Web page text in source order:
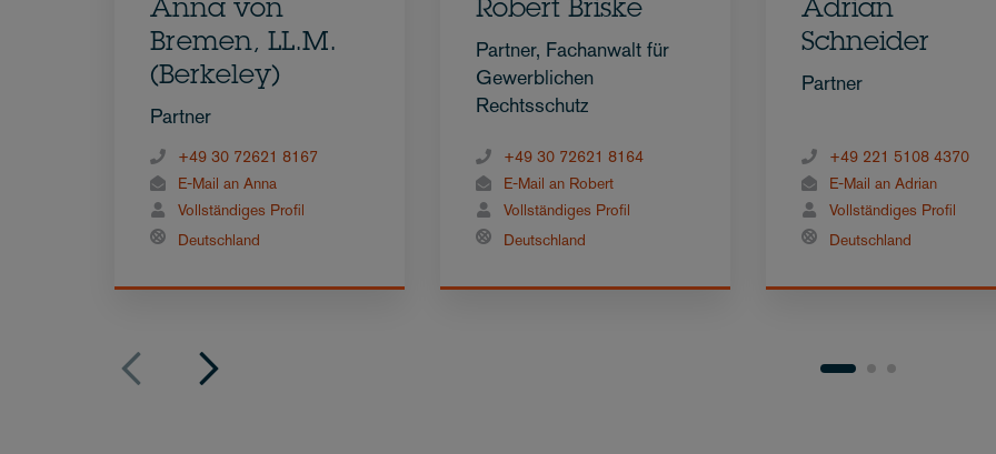
Anna von
Bremen, LL.M.
(Berkeley)
Partner
+49 30 72621 8167
E-Mail an Anna
Vollständiges Profil
Deutschland
Robert Briske
Partner, Fachanwalt für
Gewerblichen
Rechtsschutz
+49 30 72621 8164
E-Mail an Robert
Vollständiges Profil
Deutschland
Adrian
Schneider
Partner
+49 221 5108 4370
E-Mail an Adrian
Vollständiges Profil
Deutschland